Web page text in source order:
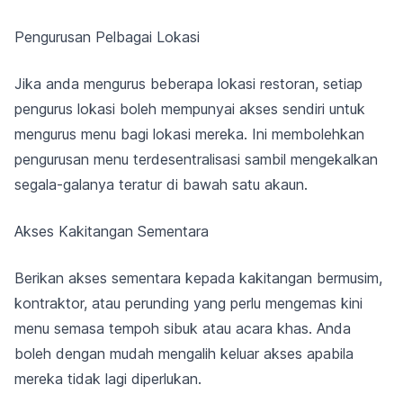
Pengurusan Pelbagai Lokasi
Jika anda mengurus beberapa lokasi restoran, setiap
pengurus lokasi boleh mempunyai akses sendiri untuk
mengurus menu bagi lokasi mereka. Ini membolehkan
pengurusan menu terdesentralisasi sambil mengekalkan
segala-galanya teratur di bawah satu akaun.
Akses Kakitangan Sementara
Berikan akses sementara kepada kakitangan bermusim,
kontraktor, atau perunding yang perlu mengemas kini
menu semasa tempoh sibuk atau acara khas. Anda
boleh dengan mudah mengalih keluar akses apabila
mereka tidak lagi diperlukan.